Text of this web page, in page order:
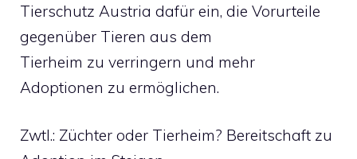
Tierschutz Austria dafür ein, die Vorurteile
gegenüber Tieren aus dem
Tierheim zu verringern und mehr
Adoptionen zu ermöglichen.
Zwtl.: Züchter oder Tierheim? Bereitschaft zu